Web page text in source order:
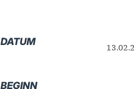
DATUM
BEGINN